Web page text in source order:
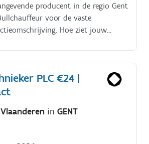
producent in de regio Gent
voor de vaste
Hoe ziet jouw
met zout via een wiellader.
PLC €24 |
in GENT